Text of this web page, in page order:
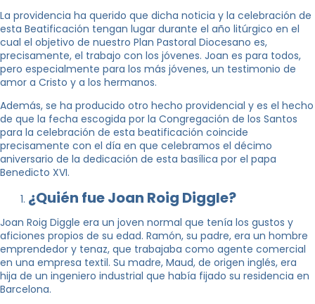
La providencia ha querido que dicha noticia y la celebración de
esta Beatificación tengan lugar durante el año litúrgico en el
cual el objetivo de nuestro Plan Pastoral Diocesano es,
precisamente, el trabajo con los jóvenes. Joan es para todos,
pero especialmente para los más jóvenes, un testimonio de
amor a Cristo y a los hermanos.
Además, se ha producido otro hecho providencial y es el hecho
de que la fecha escogida por la Congregación de los Santos
para la celebración de esta beatificación coincide
precisamente con el día en que celebramos el décimo
aniversario de la dedicación de esta basílica por el papa
Benedicto XVI.
¿Quién fue Joan Roig Diggle?
Joan Roig Diggle era un joven normal que tenía los gustos y
aficiones propios de su edad. Ramón, su padre, era un hombre
emprendedor y tenaz, que trabajaba como agente comercial
en una empresa textil. Su madre, Maud, de origen inglés, era
hija de un ingeniero industrial que había fijado su residencia en
Barcelona.